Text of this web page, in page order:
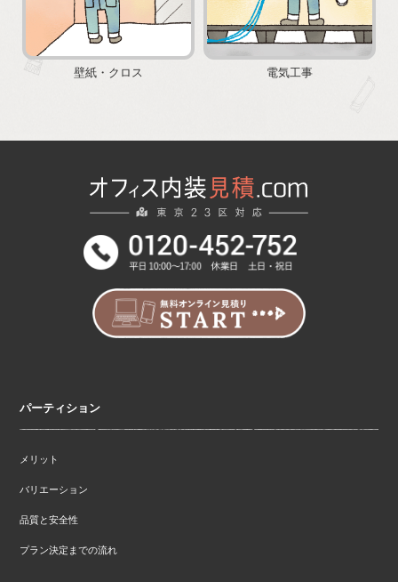
壁紙・クロス 電気工事
パーティション
メリット
バリエーション
品質と安全性
プラン決定までの流れ